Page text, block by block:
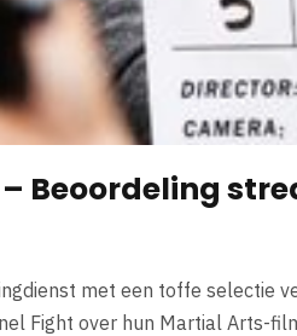
Beoordeling
met een toffe selectie
Fight over hun Martial Arts-